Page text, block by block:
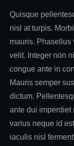
Quisque
nisl at turpis.
mauris. Phasellus
velit. Integer non
congue ante in
Mauris semper
dictum.
ante dui imperdiet
varius neque id
iaculis nisl